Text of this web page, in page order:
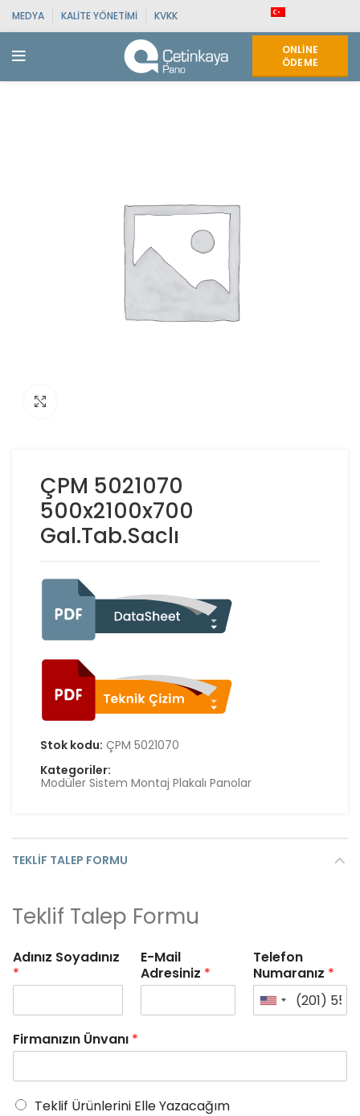
MEDYA KALITE YÖNETIMI KVKK
ONLINE
ÖDEME
ÇPM 5021070
500x2100x700
Gal.Tab.Saclı
Stok kodu: ÇPM 5021070
Kategoriler:
Modüler Sistem Montaj Plakalı Panolar
TEKLIF TALEP FORMU
Teklif Talep Formu
Adınız Soyadınız
*
E-Mail
Adresiniz *
Telefon
Numaranız *
Firmanızın Ünvanı *
Teklif Ürünlerini Elle Yazacağım